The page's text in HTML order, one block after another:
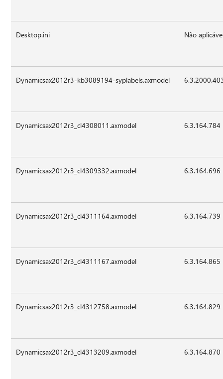
Desktop.ini Não
Dynamicsax2012r3-kb3089194-syplabels.axmodel
Dynamicsax2012r3_cl4308011.axmodel 6.3.164.784
Dynamicsax2012r3_cl4309332.axmodel 6.3.164.696
Dynamicsax2012r3_cl4311164.axmodel 6.3.164.739
Dynamicsax2012r3_cl4311167.axmodel 6.3.164.865
Dynamicsax2012r3_cl4312758.axmodel 6.3.164.829
Dynamicsax2012r3_cl4313209.axmodel 6.3.164.870